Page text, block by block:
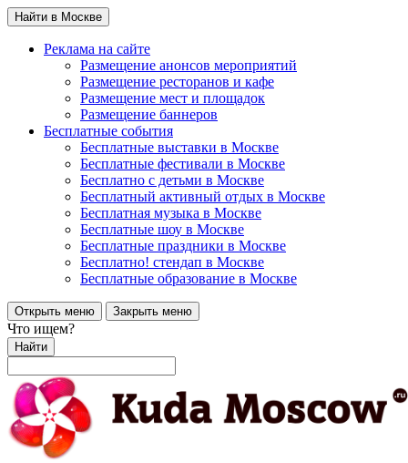
Найти в Москве
Реклама на сайте
Размещение анонсов мероприятий
Размещение ресторанов и кафе
Размещение мест и площадок
Размещение баннеров
Бесплатные события
Бесплатные выставки в Москве
Бесплатные фестивали в Москве
Бесплатно с детьми в Москве
Бесплатный активный отдых в Москве
Бесплатная музыка в Москве
Бесплатные шоу в Москве
Бесплатные праздники в Москве
Бесплатно! стендап в Москве
Бесплатные образование в Москве
Открыть меню Закрыть меню
Что ищем?
Найти